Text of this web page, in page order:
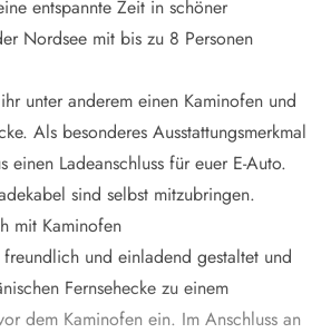
entspannte Zeit in schöner
Nordsee mit bis zu 8 Personen
unter anderem einen Kaminofen und
Als besonderes Ausstattungsmerkmal
einen Ladeanschluss für euer E-Auto.
sind selbst mitzubringen.
mit Kaminofen
und einladend gestaltet und
Fernsehecke zu einem
dem Kaminofen ein. Im Anschluss an